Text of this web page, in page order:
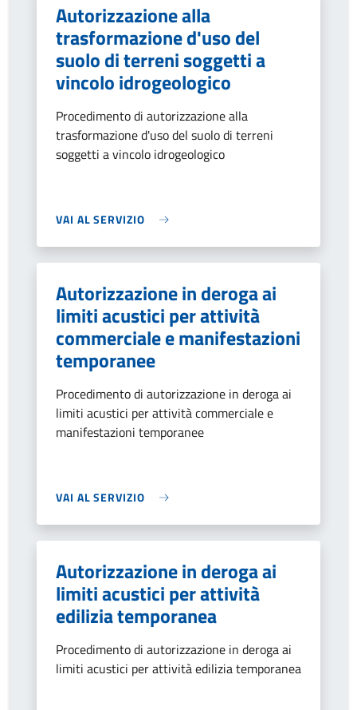
Autorizzazione alla
trasformazione d'uso del
suolo di terreni soggetti a
vincolo idrogeologico
Procedimento di autorizzazione alla
trasformazione d'uso del suolo di terreni
soggetti a vincolo idrogeologico
VAI AL SERVIZIO
Autorizzazione in deroga ai
limiti acustici per attività
commerciale e manifestazioni
temporanee
Procedimento di autorizzazione in deroga ai
limiti acustici per attività commerciale e
manifestazioni temporanee
VAI AL SERVIZIO
Autorizzazione in deroga ai
limiti acustici per attività
edilizia temporanea
Procedimento di autorizzazione in deroga ai
limiti acustici per attività edilizia temporanea